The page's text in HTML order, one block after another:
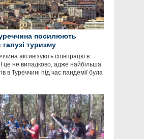
посилюють
туризму
активізують співпрацю в
І це не випадково, адже найбільша
в Туреччині під час пандемії була